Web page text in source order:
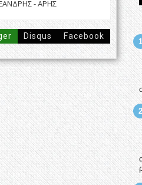
- ΑΡΗΣ
Disqus Facebook